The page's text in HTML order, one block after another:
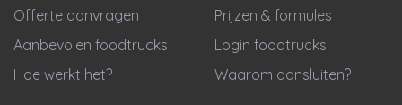
Offerte aanvragen
Aanbevolen foodtrucks
Hoe werkt het?
Prijzen & formules
Login foodtrucks
Waarom aansluiten?